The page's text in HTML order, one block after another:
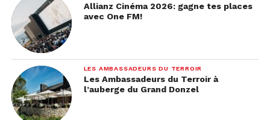
Allianz Cinéma 2026: gagne tes places
avec One FM!
LES AMBASSADEURS DU TERROIR
Les Ambassadeurs du Terroir à
l’auberge du Grand Donzel